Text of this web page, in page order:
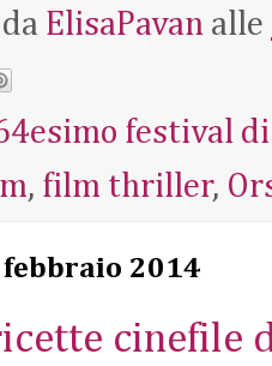
ElisaPavan alle
festival
, film thriller,
2014
cinefile